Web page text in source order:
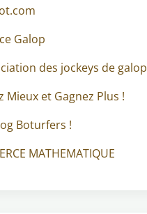
Galop
des jockeys de galop
Mieux et Gagnez Plus !
Boturfers !
MATHEMATIQUE